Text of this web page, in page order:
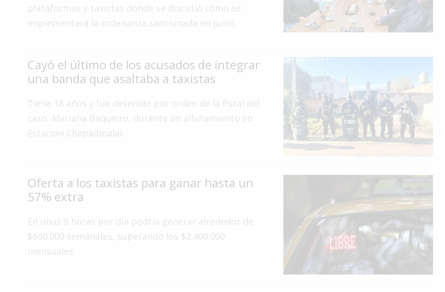
Tecnología
Gastronomía
Interés
General
Ciudad
Deportes
Policiales
Cartelera
Fotos
Familia
plataformas y taxistas donde se discutió cómo se
implementará la ordenanza sancionada en junio.
Cayó el último de los acusados de integrar
una banda que asaltaba a taxistas
Tiene 18 años y fue detenido por orden de la fiscal del
caso, Mariana Baqueiro, durante un allanamiento en
Estación Chapadmalal.
Oferta a los taxistas para ganar hasta un
57% extra
En unas 9 horas por día podría generar alrededor de
$600.000 semanales, superando los $2.400.000
mensuales.